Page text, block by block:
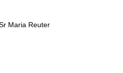
Maria Reuter